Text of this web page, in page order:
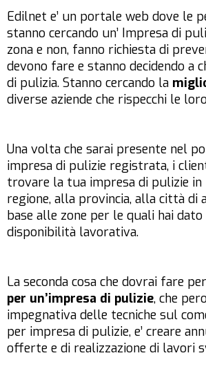
Edilnet e’ un portale web dove le
stanno cercando un’ Impresa di
zona e non, fanno richiesta di
devono fare e stanno decidendo a
di pulizia. Stanno cercando la
diverse aziende che rispecchi le
Una volta che sarai presente nel
impresa di pulizie registrata, i
trovare la tua impresa di pulizie in
regione, alla provincia, alla città di
base alle zone per le quali hai
disponibilità lavorativa.
La seconda cosa che dovrai fare per
per un’impresa di pulizie, che
impegnativa delle tecniche sul
per impresa di pulizie, e’ creare
offerte e di realizzazione di lavori